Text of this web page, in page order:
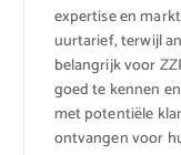
expertise en
uurtarief, terwijl
belangrijk voor
goed te kennen
met potentiële
ontvangen voor